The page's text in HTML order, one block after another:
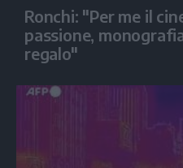
Ronchi: "Per me il
passione,
regalo"